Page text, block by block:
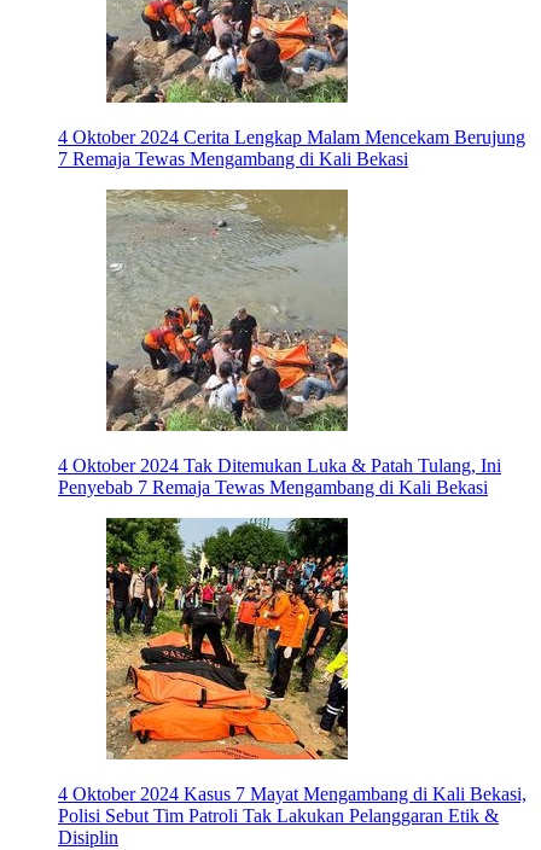
4 Oktober 2024 Cerita Lengkap Malam Mencekam Berujung
7 Remaja Tewas Mengambang di Kali Bekasi
4 Oktober 2024 Tak Ditemukan Luka & Patah Tulang, Ini
Penyebab 7 Remaja Tewas Mengambang di Kali Bekasi
4 Oktober 2024 Kasus 7 Mayat Mengambang di Kali Bekasi,
Polisi Sebut Tim Patroli Tak Lakukan Pelanggaran Etik &
Disiplin